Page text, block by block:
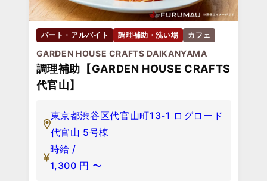
パート・アルバイト 調理補助・洗い場 カフェ
GARDEN HOUSE CRAFTS DAIKANYAMA
調理補助【GARDEN HOUSE CRAFTS
代官山】
東京都渋谷区代官山町13-1 ログロード
代官山 5号棟
時給 /
1,300 円 〜